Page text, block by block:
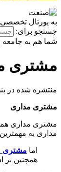
به پورتال
جستجو برای:
شما هم به جامعه
مشتری
منتشره شده در پنجشنبه
مشتری مداری
مشتری مداری
مداری به
اما مشتری
همچنین بر